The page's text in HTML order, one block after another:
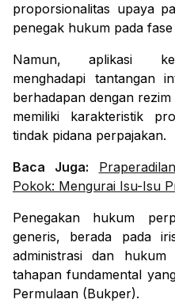
proporsionalitas upaya
penegak hukum pada
Namun, aplikasi
menghadapi tantangan
berhadapan dengan
memiliki karakteristik
tindak pidana perpajakan.
Baca Juga:
Pokok: Mengurai Isu-Isu
Penegakan hukum
generis, berada pada
administrasi dan
tahapan fundamental
Permulaan (Bukper).